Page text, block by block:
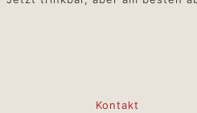
Kontakt